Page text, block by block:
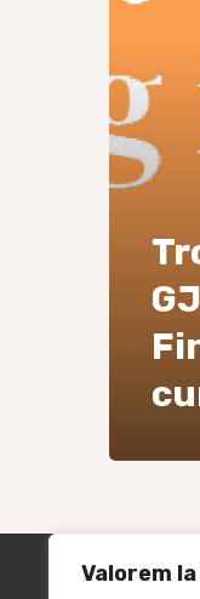
Valorem